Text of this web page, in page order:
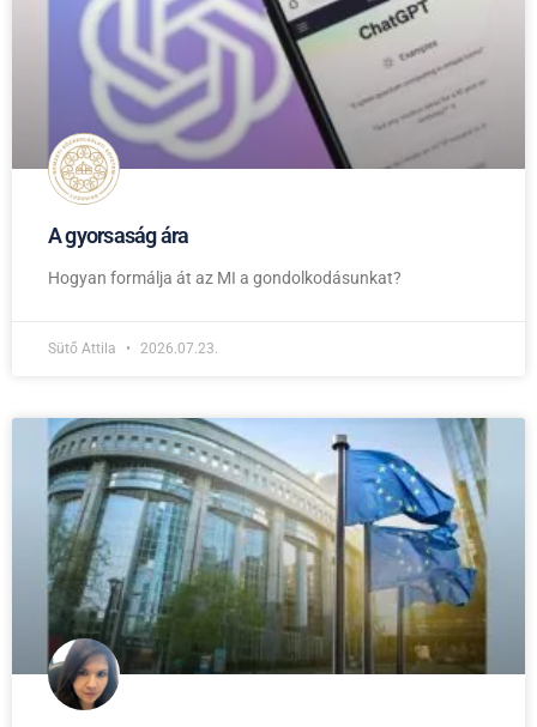
A gyorsaság ára
Hogyan formálja át az MI a gondolkodásunkat?
Sütő Attila 2026.07.23.